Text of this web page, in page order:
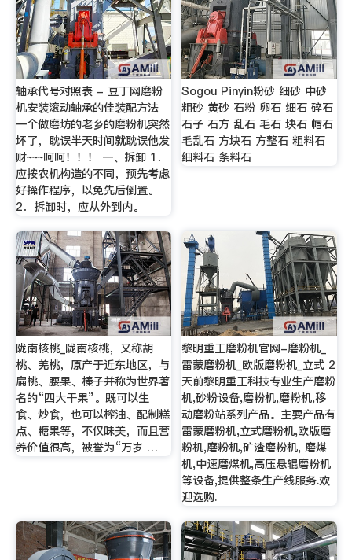
轴承代号对照表 - 豆丁网磨粉
机安装滚动轴承的佳装配方法
一个做磨坊的老乡的磨粉机突然
坏了，耽误半天时间就耽误他发
财~~~呵呵！！！ 一、拆卸 1．
应按农机构造的不同，预先考虑
好操作程序，以免先后倒置。
2．拆卸时，应从外到内。
Sogou Pinyin粉砂 细砂 中砂
粗砂 黄砂 石粉 卵石 细石 碎石
石子 石方 乱石 毛石 块石 帽石
毛乱石 方块石 方整石 粗料石
细料石 条料石
陇南核桃_陇南核桃，又称胡
桃、羌桃，原产于近东地区，与
扁桃、腰果、榛子并称为世界著
名的“四大干果”。既可以生
食、炒食，也可以榨油、配制糕
点、糖果等，不仅味美，而且营
养价值很高，被誉为“万岁 …
黎明重工磨粉机官网-磨粉机_
雷蒙磨粉机_欧版磨粉机_立式 2
天前黎明重工科技专业生产磨粉
机,砂粉设备,磨粉机,磨粉机,移
动磨粉站系列产品。主要产品有
雷蒙磨粉机,立式磨粉机,欧版磨
粉机,磨粉机,矿渣磨粉机, 磨煤
机,中速磨煤机,高压悬辊磨粉机
等设备,提供整条生产线服务.欢
迎选购.